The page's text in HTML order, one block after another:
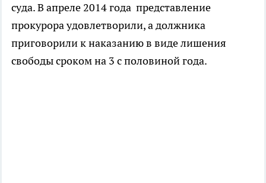
суда. В апреле 2014 года представление
прокурора удовлетворили, а должника
приговорили к наказанию в виде лишения
свободы сроком на 3 с половиной года.